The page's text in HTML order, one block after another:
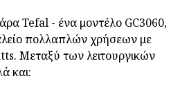
Tefal - ένα μοντέλο GC3060,
πολλαπλών χρήσεων με
Μεταξύ των λειτουργικών
και: